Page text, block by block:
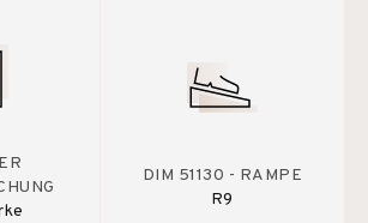
DIM 51130 - RAMPE
R9